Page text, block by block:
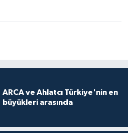
ARCA ve Ahlatcı Türkiye'nin en
büyükleri arasında